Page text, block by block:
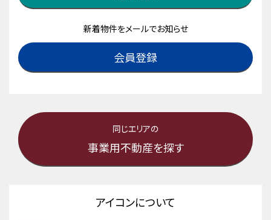
新着物件をメールでお知らせ
会員登録
同じエリアの
事業用不動産を探す
アイコンについて